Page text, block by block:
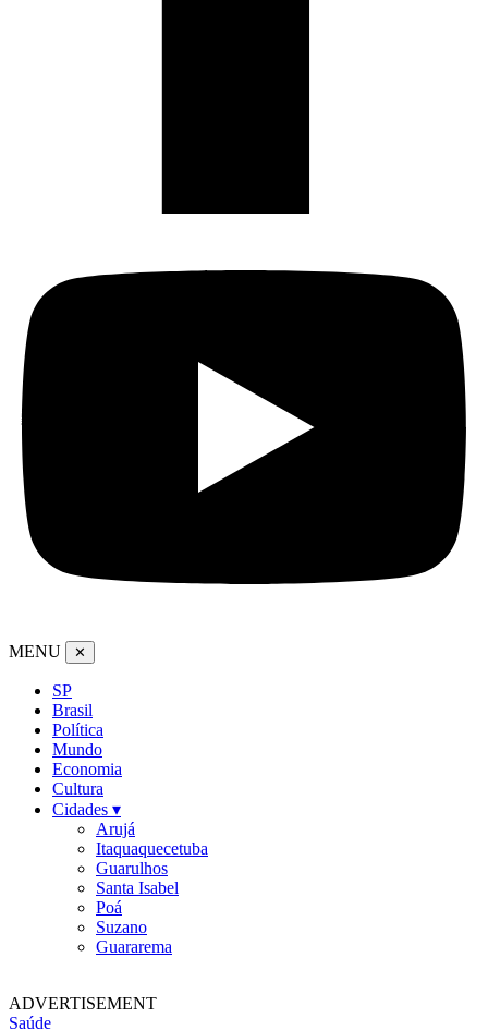
MENU ✕
SP
Brasil
Política
Mundo
Economia
Cultura
Cidades ▾
Arujá
Itaquaquecetuba
Guarulhos
Santa Isabel
Poá
Suzano
Guararema
ADVERTISEMENT
Saúde